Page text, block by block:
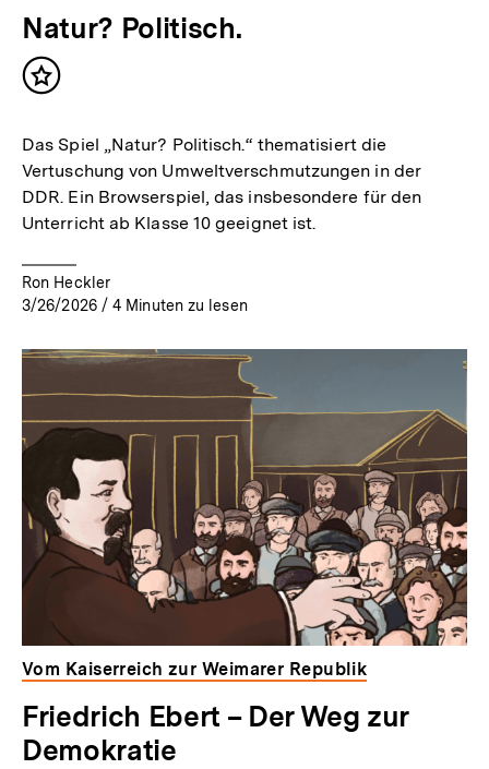
Natur? Politisch.
Inhalt
Das Spiel „Natur? Politisch.“ thematisiert die
Vertuschung von Umweltverschmutzungen in der
DDR. Ein Browserspiel, das insbesondere für den
Unterricht ab Klasse 10 geeignet ist.
Ron Heckler
3/26/2026 / 4 Minuten zu lesen
Vom Kaiserreich zur Weimarer Republik
Friedrich Ebert – Der Weg zur
Demokratie